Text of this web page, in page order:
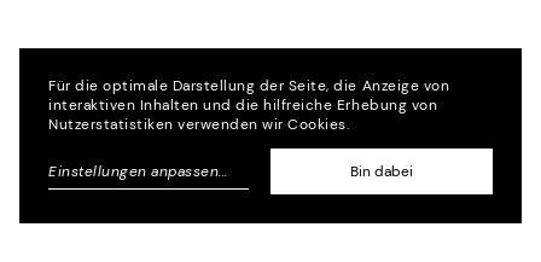
Für die optimale Darstellung der Seite, die Anzeige von
interaktiven Inhalten und die hilfreiche Erhebung von
Nutzerstatistiken verwenden wir Cookies.
Einstellungen anpassen... Bin dabei